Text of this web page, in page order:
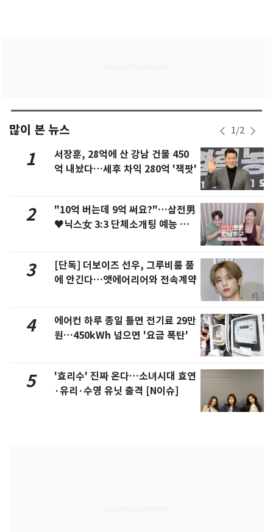
많이 본 뉴스 1/2
1
서장훈, 28억에 산 강남 건물 450
억 내놨다…세후 차익 280억 '잭팟'
2
"10억 버는데 9억 써요?"…삼전男
♥닉스女 3:3 단체소개팅 예능 화
3
[단독] 더보이즈 선우, 그루비룸 품
에 안긴다…앳에어리어와 전속계약
4
에어컨 하루 종일 틀면 전기료 29만
원…450kWh 넘으면 '요금 폭탄'
5
'효리수' 진짜 온다…소녀시대 효연
·유리·수영 유닛 출격 [N이슈]